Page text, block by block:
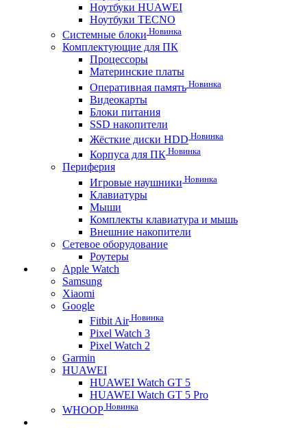
Ноутбуки HUAWEI
Ноутбуки TECNO
Системные блоки Новинка
Комплектующие для ПК
Процессоры
Материнские платы
Оперативная память Новинка
Видеокарты
Блоки питания
SSD накопители
Жёсткие диски HDD Новинка
Корпуса для ПК Новинка
Периферия
Игровые наушники Новинка
Клавиатуры
Мыши
Комплекты клавиатура и мышь
Внешние накопители
Сетевое оборудование
Роутеры
Apple Watch
Samsung
Xiaomi
Google
Fitbit AirНовинка
Pixel Watch 3
Pixel Watch 2
Garmin
HUAWEI
HUAWEI Watch GT 5
HUAWEI Watch GT 5 Pro
WHOOP Новинка